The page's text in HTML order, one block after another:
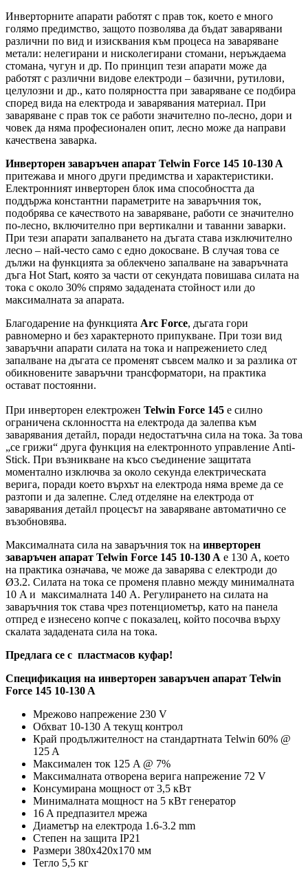
Инверторните апарати работят с прав ток, което е много
голямо предимство, защото позволява да бъдат заварявани
различни по вид и изисквания към процеса на заваряване
метали: нелегирани и нисколегирани стомани, неръждаема
стомана, чугун и др. По принцип тези апарати може да
работят с различни видове електроди – базични, рутилови,
целулозни и др., като полярността при заваряване се подбира
според вида на електрода и заварявания материал. При
заваряване с прав ток се работи значително по-лесно, дори и
човек да няма професионален опит, лесно може да направи
качествена заварка.
Инверторен заваръчен апарат Telwin Force 145 10-130 A
притежава и много други предимства и характеристики.
Електронният инверторен блок има способността да
поддържа константни параметрите на заваръчния ток,
подобрява се качеството на заваряване, работи се значително
по-лесно, включително при вертикални и таванни заварки.
При тези апарати запалването на дъгата става изключително
лесно – най-често само с едно докосване. В случая това се
дължи на функцията за облекчено запалване на заваръчната
дъга Hot Start, която за части от секундата повишава силата на
тока с около 30% спрямо зададената стойност или до
максималната за апарата.
Благодарение на функцията Arc Force, дъгата гори
равномерно и без характерното припукване. При този вид
заваръчни апарати силата на тока и напрежението след
запалване на дъгата се променят съвсем малко и за разлика от
обикновените заваръчни трансформатори, на практика
остават постоянни.
При инверторен електрожен Telwin Force 145 е силно
ограничена склонността на електрода да залепва към
заварявания детайл, поради недостатъчна сила на тока. За това
„се грижи“ друга функция на електронното управление Anti-
Stick. При възникване на късо съединение защитата
моментално изключва за около секунда електрическата
верига, поради което върхът на електрода няма време да се
разтопи и да залепне. След отделяне на електрода от
заварявания детайл процесът на заваряване автоматично се
възобновява.
Максималната сила на заваръчния ток на инверторен
заваръчен апарат Telwin Force 145 10-130 A е 130 А, което
на практика означава, че може да заварява с електроди до
Ø3.2. Силата на тока се променя плавно между минималната
10 A и максималната 140 A. Регулирането на силата на
заваръчния ток става чрез потенциометър, като на панела
отпред е изнесено копче с показалец, който посочва върху
скалата зададената сила на тока.
Предлага се с пластмасов куфар!
Спецификация на инверторен заваръчен апарат Telwin
Force 145 10-130 A
Мрежово напрежение 230 V
Обхват 10-130 A текущ контрол
Край продължителност на стандартната Telwin 60% @
125 A
Максимален ток 125 A @ 7%
Максималната отворена верига напрежение 72 V
Консумирана мощност от 3,5 кВт
Минималната мощност на 5 кВт генератор
16 A предпазител мрежа
Диаметър на електрода 1.6-3.2 mm
Степен на защита IP21
Размери 380x420x170 мм
Тегло 5,5 кг